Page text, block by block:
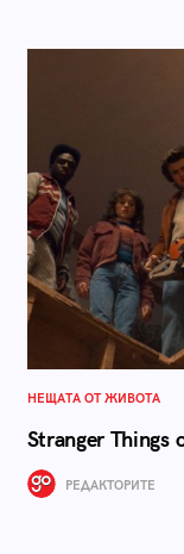
НЕЩАТА ОТ ЖИВОТА
Stranger
РЕДАКТОРИТЕ